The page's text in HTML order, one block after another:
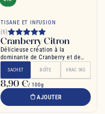
TISANE ET INFUSION
(6)
Cranberry Citron
Délicieuse création à la
dominante de Cranberry et de
SACHET BOÎTE VRAC 1KG
8,90 €/ 100g
AJOUTER